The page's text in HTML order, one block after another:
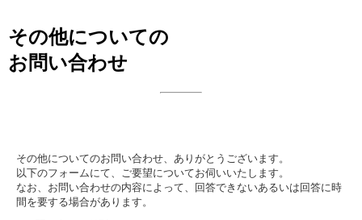
その他についての
お問い合わせ
その他についてのお問い合わせ、ありがとうございます。
以下のフォームにて、ご要望についてお伺いいたします。
なお、お問い合わせの内容によって、回答できないあるいは回答に時
間を要する場合があります。